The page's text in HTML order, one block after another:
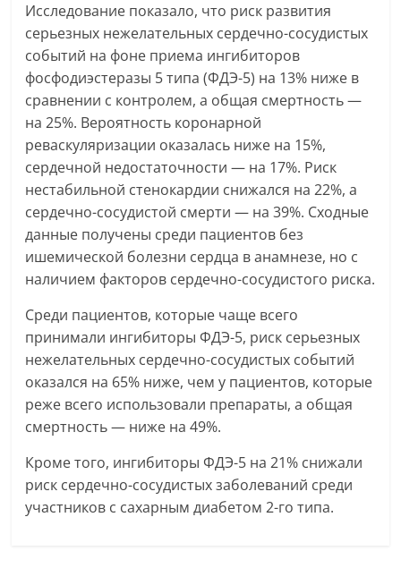
Исследование показало, что риск развития
серьезных нежелательных сердечно-сосудистых
событий на фоне приема ингибиторов
фосфодиэстеразы 5 типа (ФДЭ-5) на 13% ниже в
сравнении с контролем, а общая смертность —
на 25%. Вероятность коронарной
реваскуляризации оказалась ниже на 15%,
сердечной недостаточности — на 17%. Риск
нестабильной стенокардии снижался на 22%, а
сердечно-сосудистой смерти — на 39%. Сходные
данные получены среди пациентов без
ишемической болезни сердца в анамнезе, но с
наличием факторов сердечно-сосудистого риска.
Среди пациентов, которые чаще всего
принимали ингибиторы ФДЭ-5, риск серьезных
нежелательных сердечно-сосудистых событий
оказался на 65% ниже, чем у пациентов, которые
реже всего использовали препараты, а общая
смертность — ниже на 49%.
Кроме того, ингибиторы ФДЭ-5 на 21% снижали
риск сердечно-сосудистых заболеваний среди
участников с сахарным диабетом 2-го типа.